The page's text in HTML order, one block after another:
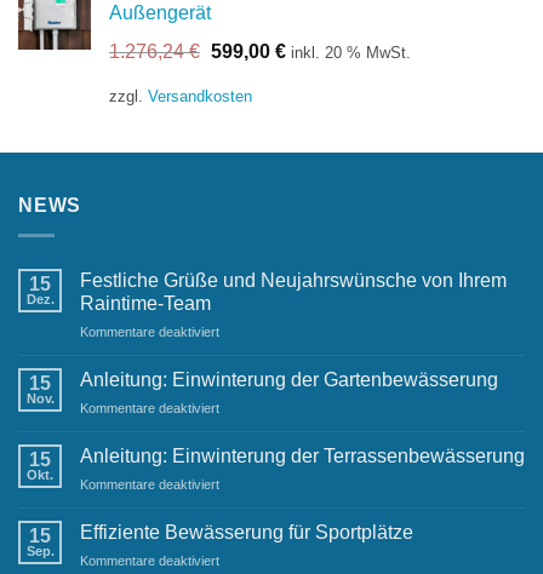
Außengerät
1.276,24€ Ursprünglicher
war:
599,00 €Aktueller
inkl. 20 % MwSt.
zzgl. Versandkosten
NEWS
15
Dez.
Festliche Grüße und Neujahrswünsche von Ihrem
Raintime-Team
Kommentare deaktiviertfür
Grüße
Neujahrswünsche
Ihrem
15
Nov.
Anleitung: Einwinterung der Gartenbewässerung
Kommentare deaktiviertfür
Einwinterung
Gartenbewässerung
15
Okt.
Anleitung: Einwinterung der Terrassenbewässerung
Kommentare deaktiviertfür
Einwinterung
Terrassenbewässerung
15
Sep.
Effiziente Bewässerung für Sportplätze
Kommentare deaktiviertfür